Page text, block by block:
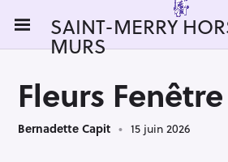
i
SAINT-MERRY
MURS
Fleurs Fenêtre
Bernadette Capit 15 juin 2026